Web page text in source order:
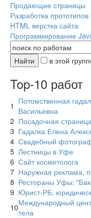
Продающие страницы
Разработка прототипов
HTML верстка сайта
Программирование
в этой
Top-10 работ
1 Потомственная
Васильевна
2 Посадочная
3 Гадалка Елена
4 Свадебный
5 Лестницы в Уфе
6 Сайт косметолога
7 Наружная реклама,
8 Рестораны Уфы:
9 Юрист-РБ,
10Международный
тела